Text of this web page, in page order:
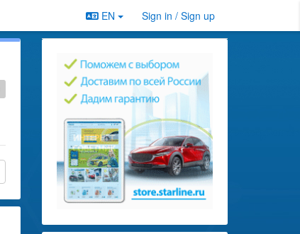
EN Sign in / Sign up